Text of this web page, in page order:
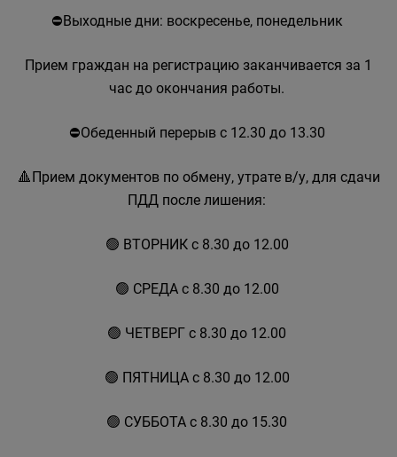
⛔Выходные дни: воскресенье, понедельник
Прием граждан на регистрацию заканчивается за 1
час до окончания работы.
⛔Обеденный перерыв с 12.30 до 13.30
🔺Прием документов по обмену, утрате в/у, для сдачи
ПДД после лишения:
🟢 ВТОРНИК с 8.30 до 12.00
🟢 СРЕДА с 8.30 до 12.00
🟢 ЧЕТВЕРГ с 8.30 до 12.00
🟢 ПЯТНИЦА с 8.30 до 12.00
🟢 СУББОТА с 8.30 до 15.30